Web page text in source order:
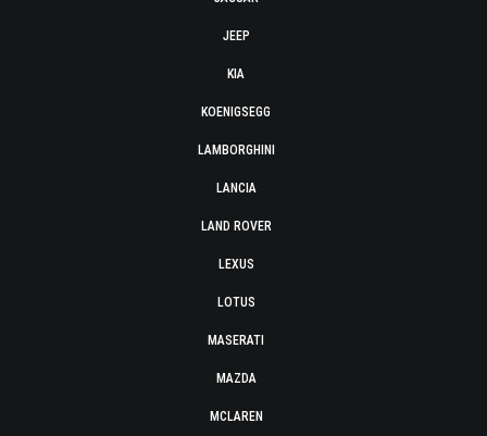
JEEP
KIA
KOENIGSEGG
LAMBORGHINI
LANCIA
LAND ROVER
LEXUS
LOTUS
MASERATI
MAZDA
MCLAREN